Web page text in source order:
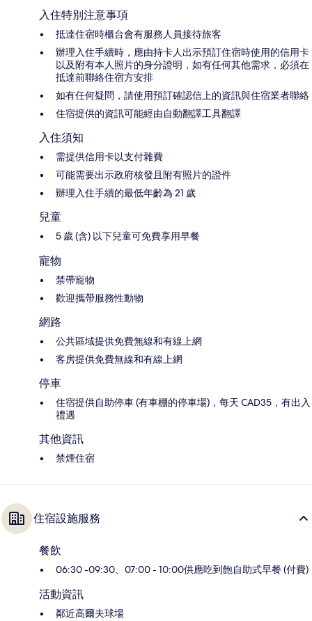
入住特別注意事項
抵達住宿時櫃台會有服務人員接待旅客
辦理入住手續時，應由持卡人出示預訂住宿時使用的信用卡
以及附有本人照片的身分證明，如有任何其他需求，必須在
抵達前聯絡住宿方安排
如有任何疑問，請使用預訂確認信上的資訊與住宿業者聯絡
住宿提供的資訊可能經由自動翻譯工具翻譯
入住須知
需提供信用卡以支付雜費
可能需要出示政府核發且附有照片的證件
辦理入住手續的最低年齡為 21 歲
兒童
5 歲 (含) 以下兒童可免費享用早餐
寵物
禁帶寵物
歡迎攜帶服務性動物
網路
公共區域提供免費無線和有線上網
客房提供免費無線和有線上網
停車
住宿提供自助停車 (有車棚的停車場)，每天 CAD35，有出入
禮遇
其他資訊
禁煙住宿
住宿設施服務
餐飲
06:30 -09:30、07:00 - 10:00供應吃到飽自助式早餐 (付費)
活動資訊
鄰近高爾夫球場